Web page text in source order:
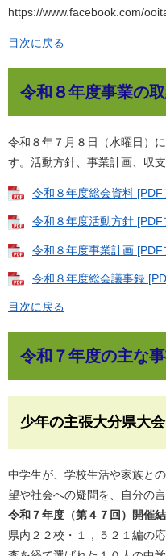
https://www.facebook.com/
目次に戻る
令和８年度事業の取
令和８年７月８日（水曜日）
す。活動方針、事業計画、収
令和８年度総会資料
令和８年度活動方針
令和８年度事業計画
令和８年度総会議事録
目次に戻る
令和７年度の主な
少年の主張大分県大会
中学生が、学校生活や家族と
望や社会への疑問を、自分の
令和７年度（第４７回）開催
県内２２校・１，５２１編の